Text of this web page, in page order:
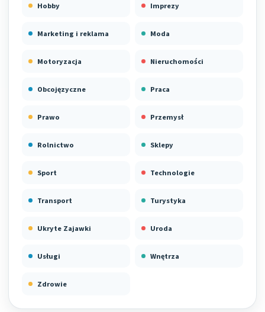
Hobby Imprezy
Marketing i reklama Moda
Motoryzacja Nieruchomości
Obcojęzyczne Praca
Prawo Przemysł
Rolnictwo Sklepy
Sport Technologie
Transport Turystyka
Ukryte Zajawki Uroda
Usługi Wnętrza
Zdrowie